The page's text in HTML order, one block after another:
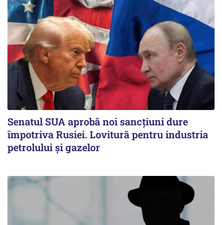
Senatul SUA aprobă noi sancțiuni dure
împotriva Rusiei. Lovitură pentru industria
petrolului și gazelor